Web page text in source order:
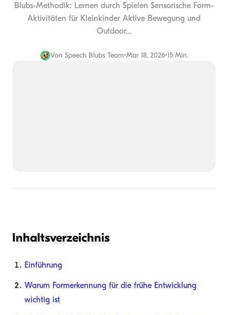
Blubs-Methodik: Lernen durch Spielen Sensorische Form-
Aktivitäten für Kleinkinder Aktive Bewegung und
Outdoor...
Von Speech Blubs Team•Mar 18, 2026•15 Min.
Inhaltsverzeichnis
Einführung
Warum Formerkennung für die frühe Entwicklung
wichtig ist